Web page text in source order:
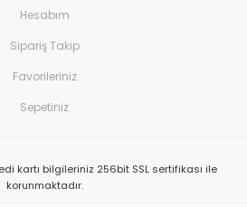
Hesabım
Sipariş Takip
Favorileriniz
Sepetiniz
kartı bilgileriniz 256bit SSL sertifikası ile
korunmaktadır.